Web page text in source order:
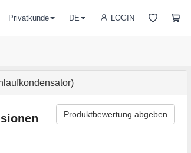
LOGIN
Privatkunde DE
Produktbewertung abgeben